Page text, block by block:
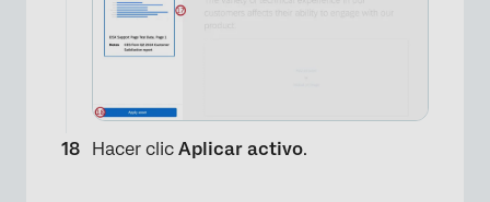
Hacer clic Aplicar activo.